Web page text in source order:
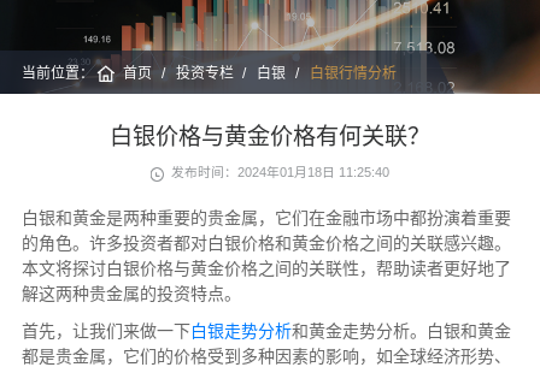
当前位置： 首页 投资专栏 白银 白银行情分析
白银价格与黄金价格有何关联？
发布时间：2024年01月18日 11:25:40
白银和黄金是两种重要的贵金属，它们在金融市场中都扮演着重要
的角色。许多投资者都对白银价格和黄金价格之间的关联感兴趣。
本文将探讨白银价格与黄金价格之间的关联性，帮助读者更好地了
解这两种贵金属的投资特点。
首先，让我们来做一下白银走势分析和黄金走势分析。白银和黄金
都是贵金属，它们的价格受到多种因素的影响，如全球经济形势、